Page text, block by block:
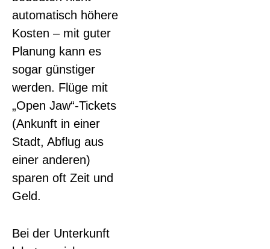
automatisch höhere
Kosten – mit guter
Planung kann es
sogar günstiger
werden. Flüge mit
„Open Jaw“-Tickets
(Ankunft in einer
Stadt, Abflug aus
einer anderen)
sparen oft Zeit und
Geld.
Bei der Unterkunft